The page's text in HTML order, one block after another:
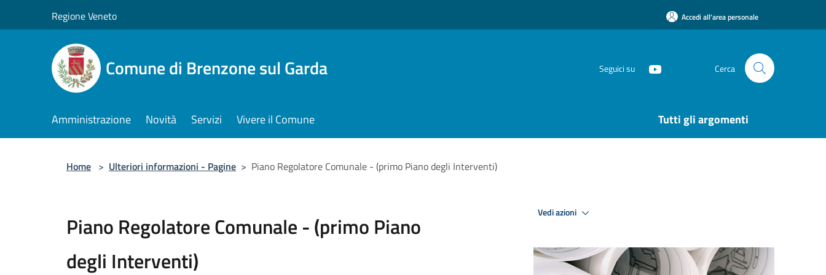
Regione Veneto Accedi all'area personale
Comune di Brenzone sul Garda Seguici su Cerca
Amministrazione Novità Servizi Vivere il Comune Tutti gli argomenti
Home > Ulteriori informazioni - Pagine > Piano Regolatore Comunale - (primo Piano degli Interventi)
Piano Regolatore Comunale - (primo Piano
degli Interventi)
Vedi azioni